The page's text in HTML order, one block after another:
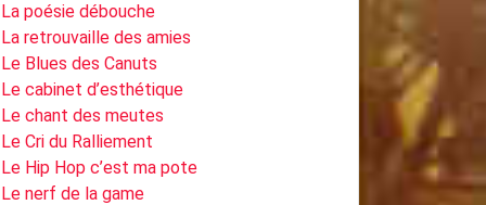
La poésie débouche
La retrouvaille des amies
Le Blues des Canuts
Le cabinet d’esthétique
Le chant des meutes
Le Cri du Ralliement
Le Hip Hop c’est ma pote
Le nerf de la game